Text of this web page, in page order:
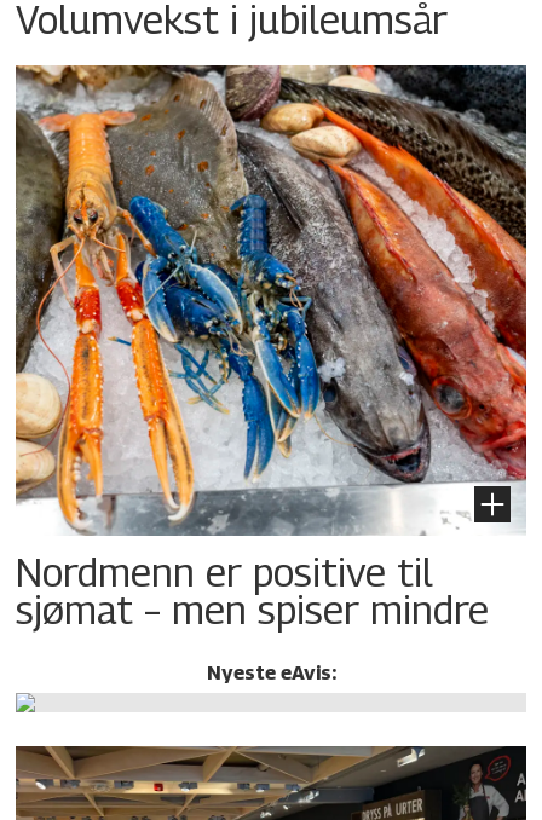
Volumvekst i jubileumsår
Nordmenn er positive til
sjømat – men spiser mindre
Nyeste eAvis: